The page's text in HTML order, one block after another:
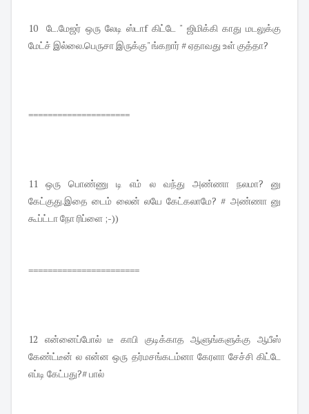
10 டே.மேஜர் ஒரு லேடி ஸ்டாf கிட்டே " ஜிமிக்கி காது மடலுக்கு
மேட்ச் இல்லை.பெருசா இருக்கு" ங்கறார் # ஏதாவது உள் குத்தா?
=====================
11 ஒரு பொண்ணு டி எம் ல வந்து அண்ணா நலமா? னு
கேட்குது.இதை டைம் லைன் லயே கேட்கலாமே? # அண்ணா னு
கூப்ட்டா நோ ரிப்ளை ;-))
=======================
12 என்னைப்போல் டீ காபி குடிக்காத ஆளுங்களுக்கு ஆபீஸ்
கேண்ட்டீன் ல என்ன ஒரு தர்மசங்கடம்னா கேரளா சேச்சி கிட்டே
எப்டி கேட்பது?# பால்